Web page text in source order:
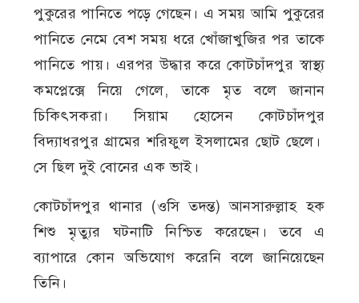
পুকুরের পানিতে পড়ে গেছেন। এ সময় আমি পুকুরের
পানিতে নেমে বেশ সময় ধরে খোঁজাখুজির পর তাকে
পানিতে পায়। এরপর উদ্ধার করে কোটচাঁদপুর স্বাস্থ্য
কমপ্লেক্সে নিয়ে গেলে, তাকে মৃত বলে জানান
চিকিৎসকরা। সিয়াম হোসেন কোটচাঁদপুর
বিদ্যাধরপুর গ্রামের শরিফুল ইসলামের ছোট ছেলে।
সে ছিল দুই বোনের এক ভাই।
কোটচাঁদপুর থানার (ওসি তদন্ত) আনসারুল্লাহ হক
শিশু মৃত্যুর ঘটনাটি নিশ্চিত করেছেন। তবে এ
ব্যাপারে কোন অভিযোগ করেনি বলে জানিয়েছেন
তিনি।